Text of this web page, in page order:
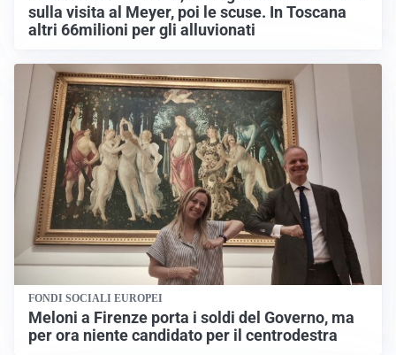
sulla visita al Meyer, poi le scuse. In Toscana
altri 66milioni per gli alluvionati
FONDI SOCIALI EUROPEI
Meloni a Firenze porta i soldi del Governo, ma
per ora niente candidato per il centrodestra